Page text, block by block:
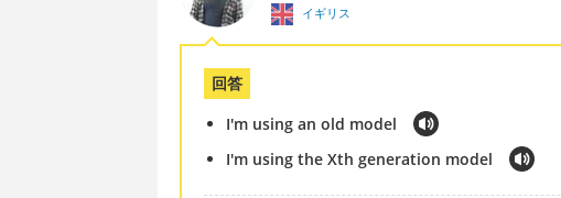
イギリス
回答
I'm using an old model
I'm using the Xth generation model